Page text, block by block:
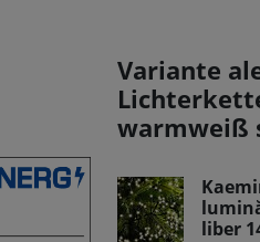
Variante
warmweiß
liber